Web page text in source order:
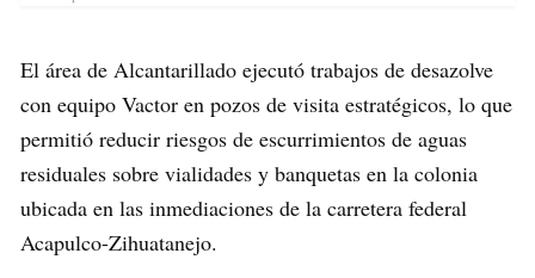
El área de Alcantarillado ejecutó trabajos de desazolve
con equipo Vactor en pozos de visita estratégicos, lo que
permitió reducir riesgos de escurrimientos de aguas
residuales sobre vialidades y banquetas en la colonia
ubicada en las inmediaciones de la carretera federal
Acapulco-Zihuatanejo.